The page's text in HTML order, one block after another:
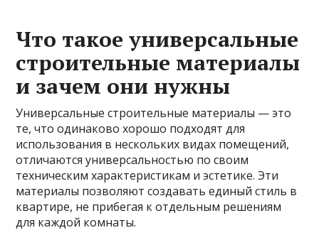
Что такое универсальные
строительные материалы
и зачем они нужны
Универсальные строительные материалы — это
те, что одинаково хорошо подходят для
использования в нескольких видах помещений,
отличаются универсальностью по своим
техническим характеристикам и эстетике. Эти
материалы позволяют создавать единый стиль в
квартире, не прибегая к отдельным решениям
для каждой комнаты.